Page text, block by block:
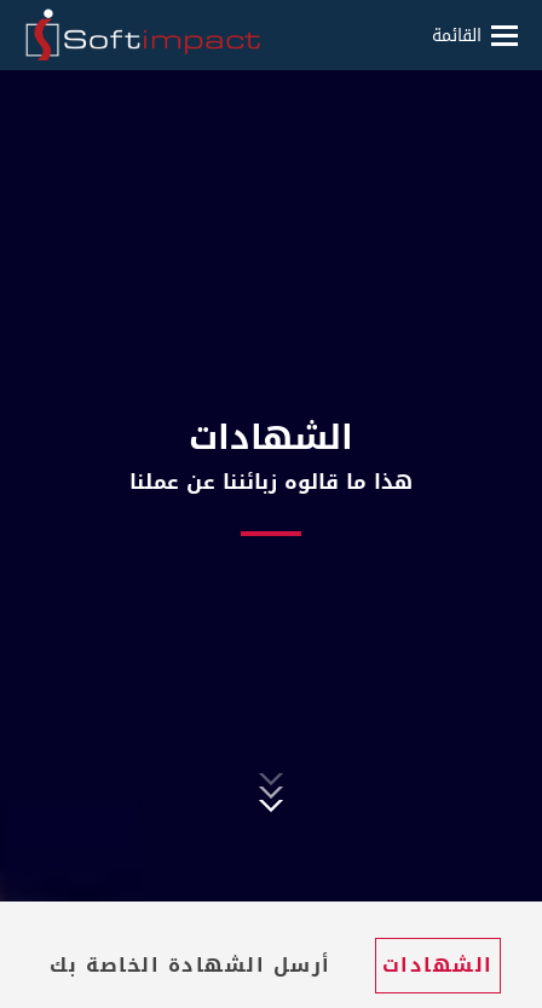
القائمة
الشهادات
هذا ما قالوه زبائننا عن عملنا
الشهادات أرسل الشهادة الخاصة بك